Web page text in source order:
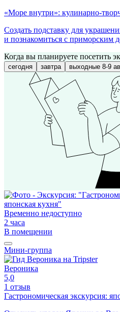
«Море внутри»: кулинарно-
Создать подставку для
и познакомиться с приморским
Когда вы планируете посетить
сегодня завтра выходные 8-9
Временно недоступно
2 часа
В помещении
Мини-группа
Вероника
5,0
1 отзыв
Гастрономическая экскурсия: